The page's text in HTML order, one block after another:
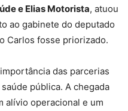
e Elias Motorista, atuou
ao gabinete do deputado
Carlos fosse priorizado.
das parcerias
pública. A chegada
alívio operacional e um